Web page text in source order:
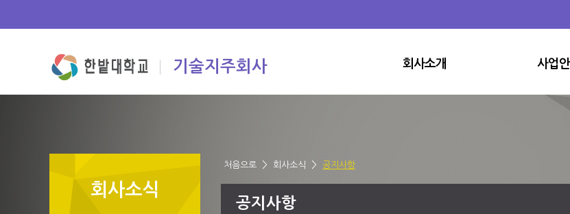
기술지주회사 회사소개 사업
처음으로 > 회사소식 > 공지사항
회사소식
공지사항